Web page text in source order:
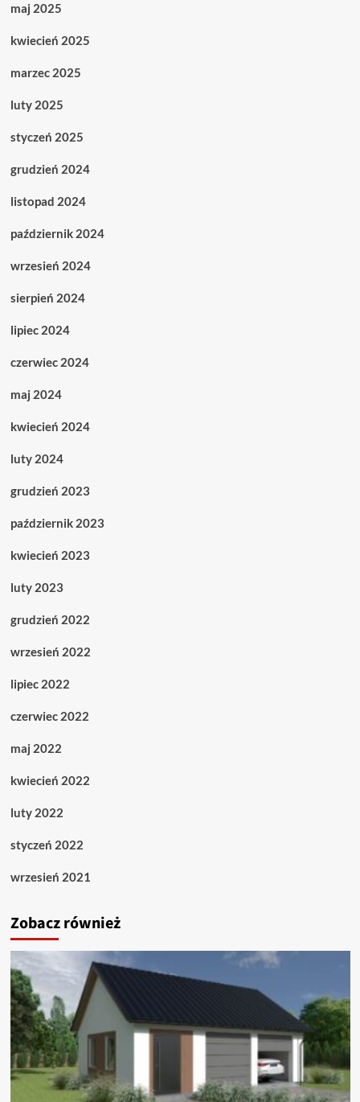
maj 2025
kwiecień 2025
marzec 2025
luty 2025
styczeń 2025
grudzień 2024
listopad 2024
październik 2024
wrzesień 2024
sierpień 2024
lipiec 2024
czerwiec 2024
maj 2024
kwiecień 2024
luty 2024
grudzień 2023
październik 2023
kwiecień 2023
luty 2023
grudzień 2022
wrzesień 2022
lipiec 2022
czerwiec 2022
maj 2022
kwiecień 2022
luty 2022
styczeń 2022
wrzesień 2021
Zobacz również